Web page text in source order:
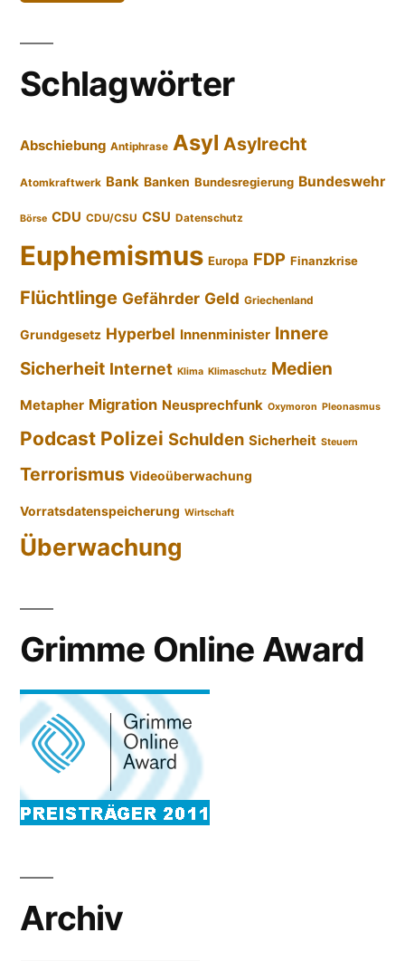
Schlagwörter
Abschiebung Antiphrase Asyl Asylrecht
Atomkraftwerk Bank Banken Bundesregierung Bundeswehr
Börse CDU CDU/CSU CSU Datenschutz
Euphemismus Europa FDP Finanzkrise
Flüchtlinge Gefährder Geld Griechenland
Grundgesetz Hyperbel Innenminister Innere
Sicherheit Internet Klima Klimaschutz Medien
Metapher Migration Neusprechfunk Oxymoron Pleonasmus
Podcast Polizei Schulden Sicherheit Steuern
Terrorismus Videoüberwachung
Vorratsdatenspeicherung Wirtschaft
Überwachung
Grimme Online Award
Archiv